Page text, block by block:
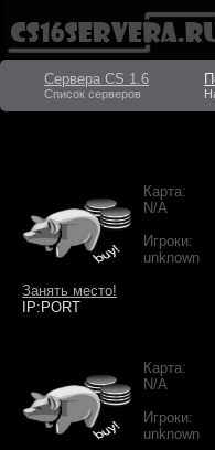
Сервера CS 1.6
Список серверов
Карта:
N/A
Игроки:
unknown
Занять место!
IP:PORT
Карта:
N/A
Игроки:
unknown